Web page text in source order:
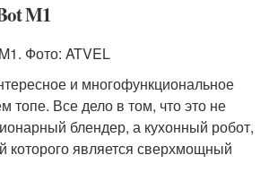
M1
Фото: ATVEL
и многофункциональное
топе. Все дело в том, что это не
блендер, а кухонный робот,
которого является сверхмощный